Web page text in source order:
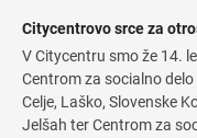
Citycentrovo srce za
V Citycentru smo že 14.
Centrom za socialno
Celje, Laško, Slovenske
Jelšah ter Centrom za